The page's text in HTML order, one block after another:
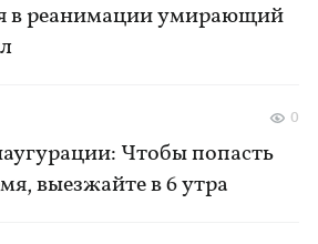
в реанимации умирающий
Чтобы попасть
выезжайте в 6 утра
0